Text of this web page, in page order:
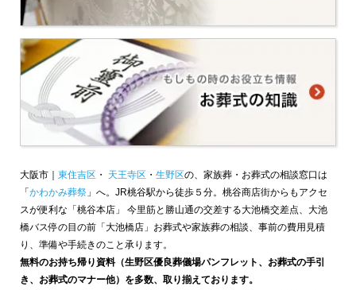
大阪市｜ 東住吉区 ・ 天王寺区 ・ 生野区の、家族葬・お葬式の相談窓口は
「かわかみ葬祭 」へ。JR桃谷駅から徒歩５分。桃谷商店街からもアクセ
スが便利な「桃谷本店」 今里筋と勝山通の交差する大池橋交差点、大池
橋バス停の目の前「大池橋店」お葬式や家族葬の相談、事前の費用見積
り、準備や手続きのこと承ります。
無料のお持ち帰り資料（生野区優良葬儀場パンフレット、お葬式の手引
き、お葬式のマナー他）を多数、取り揃えております。